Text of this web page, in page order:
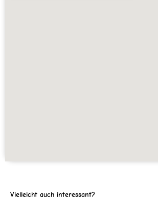
Vielleicht auch interessant?